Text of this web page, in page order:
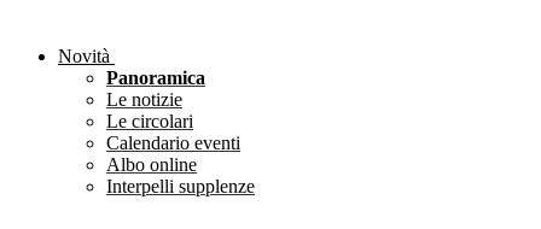
Novità
Panoramica
Le notizie
Le circolari
Calendario eventi
Albo online
Interpelli supplenze